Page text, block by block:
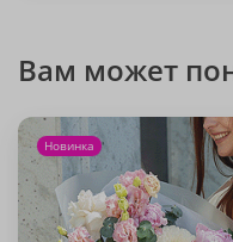
Вам может
Новинка